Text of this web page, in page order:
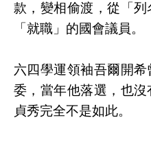
款，變相偷渡，從「
「就職」的國會議員。
六四學運領袖吾爾開
委，當年他落選，也
貞秀完全不是如此。